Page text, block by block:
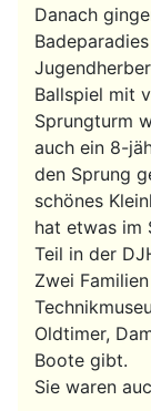
Danach
Ballspiel mit
Sprungturm
auch ein 8-
den Sprung
schönes
hat etwas im
Teil in der
Zwei
Oldtimer,
Boote gibt.
Sie waren